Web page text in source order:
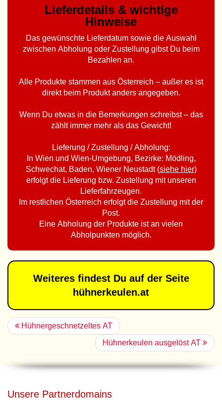
Lieferdetails & wichtige
Hinweise
Das gewünschte Lieferdatum sowie die Auswahl
zwischen Abholung oder Zustellung gibst Du beim
Bezahlen an.
Alle Produkte stammen aus Österreich – außer es ist
direkt beim Produkt anders angegeben.
Wenn Du etwas in die Bemerkungen schreibst – das
zählt immer mehr als das Gewicht!
Lieferung / Zustellung / Abholung:
In Wien und Wien-Umgebung, Bezirke: Mödling,
Schwechat, Baden, Wiener Neustadt (siehe hier)
erfolgt die Lieferung bzw. Zustellung mit unseren
Lieferfahrzeugen.
Im restlichen Österreich erfolgt die Zustellung mit der
Post.
Eine Abholung der Produkte ist an vielen
Abholpunkten möglich.
Weiteres findest Du auf der Seite
hühnerkeulen.at
Hühnergeschnetzeltes AT
Hühnerkeulen ausgelöst AT
Unsere Partnerdomains